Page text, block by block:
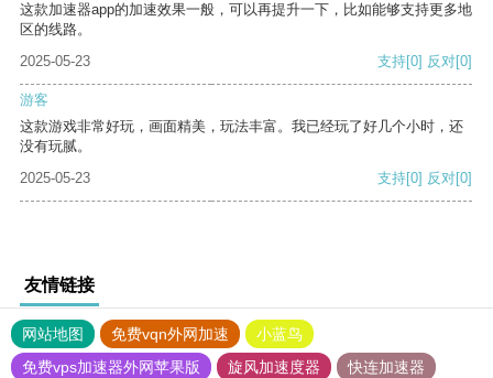
这款加速器app的加速效果一般，可以再提升一下，比如能够支持更多地
区的线路。
2025-05-23
支持[0] 反对[0]
游客
这款游戏非常好玩，画面精美，玩法丰富。我已经玩了好几个小时，还
没有玩腻。
2025-05-23
支持[0] 反对[0]
友情链接
网站地图 免费vqn外网加速
小蓝鸟
免费vps加速器外网苹果版
旋风加速度器
快连加速器